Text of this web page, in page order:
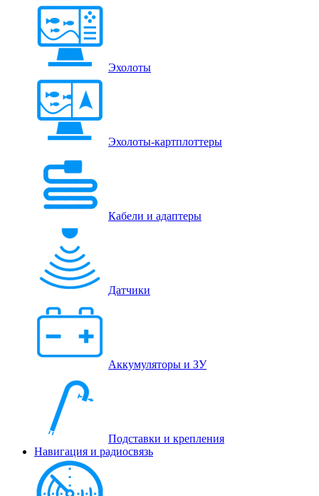
Эхолоты
Эхолоты-картплоттеры
Кабели и адаптеры
Датчики
Аккумуляторы и ЗУ
Подставки и крепления
Навигация и радиосвязь